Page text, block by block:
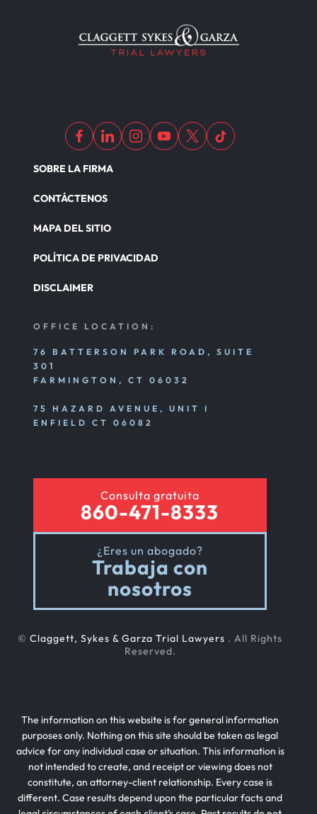
SOBRE LA FIRMA
CONTÁCTENOS
MAPA DEL SITIO
POLÍTICA DE PRIVACIDAD
DISCLAIMER
OFFICE LOCATION:
76 BATTERSON PARK ROAD, SUITE
301
FARMINGTON, CT 06032
75 HAZARD AVENUE, UNIT I
ENFIELD CT 06082
Consulta gratuita
860-471-8333
¿Eres un abogado?
Trabaja con
nosotros
© Claggett, Sykes & Garza Trial Lawyers . All Rights
Reserved.
The information on this website is for general information
purposes only. Nothing on this site should be taken as legal
advice for any individual case or situation. This information is
not intended to create, and receipt or viewing does not
constitute, an attorney-client relationship. Every case is
different. Case results depend upon the particular facts and